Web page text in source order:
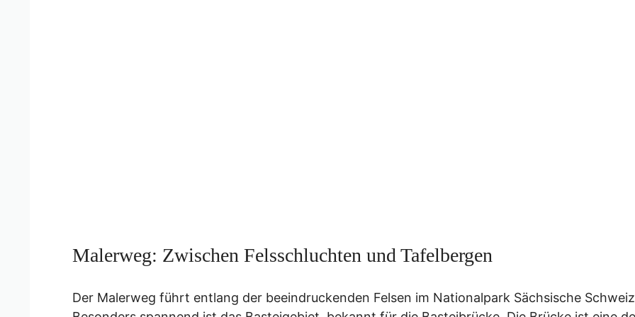
Malerweg: Zwischen Felsschluchten und Tafelbergen
Der Malerweg führt entlang der beeindruckenden Felsen im Nationalpark Sächsische